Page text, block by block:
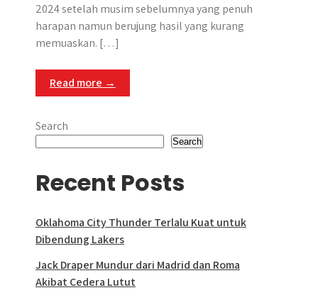
2024 setelah musim sebelumnya yang penuh
harapan namun berujung hasil yang kurang
memuaskan. […]
Read more →
Search
Search
Recent Posts
Oklahoma City Thunder Terlalu Kuat untuk
Dibendung Lakers
Jack Draper Mundur dari Madrid dan Roma
Akibat Cedera Lutut